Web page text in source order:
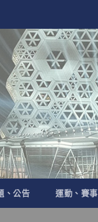
、公告 運動、賽事